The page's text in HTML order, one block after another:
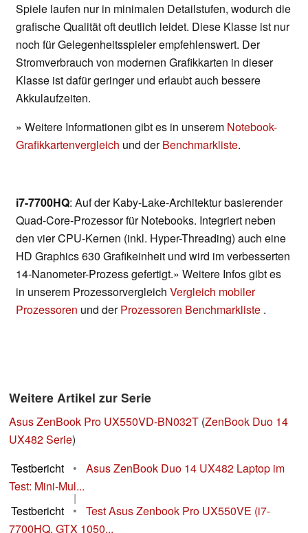
Spiele laufen nur in minimalen Detailstufen, wodurch die
grafische Qualität oft deutlich leidet. Diese Klasse ist nur
noch für Gelegenheitsspieler empfehlenswert. Der
Stromverbrauch von modernen Grafikkarten in dieser
Klasse ist dafür geringer und erlaubt auch bessere
Akkulaufzeiten.
» Weitere Informationen gibt es in unserem Notebook-
Grafikkartenvergleich und derBenchmarkliste.
i7-7700HQ: Auf der Kaby-Lake-Architektur basierender
Quad-Core-Prozessor für Notebooks. Integriert neben
den vier CPU-Kernen (inkl. Hyper-Threading) auch eine
HD Graphics 630 Grafikeinheit und wird im verbesserten
14-Nanometer-Prozess gefertigt.» Weitere Infos gibt es
in unserem Prozessorvergleich Vergleich mobiler
Prozessoren und derProzessoren Benchmarkliste .
Weitere Artikel zur Serie
Asus ZenBook Pro UX550VD-BN032T (ZenBook Duo 14
UX482 Serie)
Testbericht
•
Asus ZenBook Duo 14 UX482 Laptop im
Test: Mini-Mul...
|
Testbericht
•
Test Asus Zenbook Pro UX550VE (i7-
7700HQ, GTX 1050...